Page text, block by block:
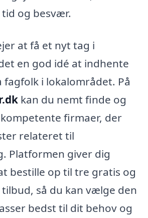
og besvær.
at få et nyt tag i
en god idé at indhente
i lokalområdet. På
kan du nemt finde og
firmaer, der
relateret til
Platformen giver dig
bestille op til tre gratis og
så du kan vælge den
bedst til dit behov og